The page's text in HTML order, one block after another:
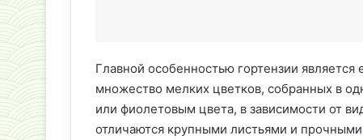
Главной особенностью гортензии
множество мелких цветков, собранных в
или фиолетовым цвета, в зависимости от
отличаются крупными листьями и